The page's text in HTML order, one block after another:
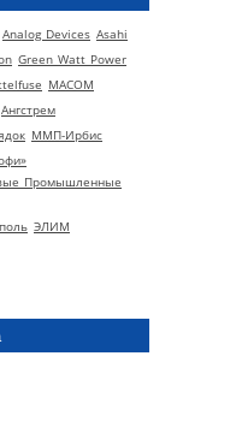
Analog Devices Asahi
Green Watt Power
MACOM
Ангстрем
ММП-Ирбис
Промышленные
ЭЛИМ